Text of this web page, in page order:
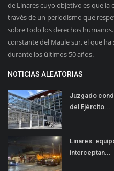
de Linares cuyo objetivo es que
través de un periodismo que
sobre todo los derechos
constante del Maule sur, el que
durante los últimos 50 años.
NOTICIAS ALEATORIAS
Juzgado
del Ejército...
Linares:
interceptan...